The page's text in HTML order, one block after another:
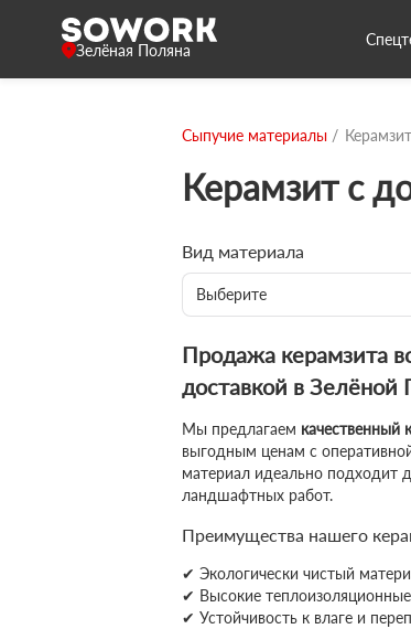
Зелёная Поляна
Сыпучие материалы Керамзит
Керамзит с
Вид материала
Выберите
Продажа керамзита
доставкой в Зелёной
Мы предлагаем качественный
выгодным ценам с
материал идеально подходит
ландшафтных работ.
Преимущества нашего
✔ Экологически чистый
✔ Высокие теплоизоляционные
✔ Устойчивость к влаге и